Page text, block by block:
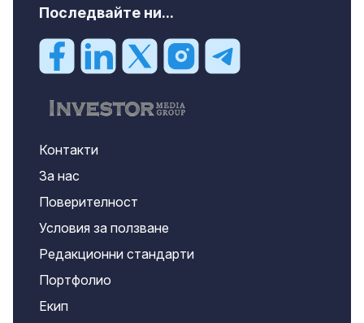
Последвайте ни...
Контакти
За нас
Поверителност
Условия за ползване
Редакционни стандарти
Портфолио
Екип